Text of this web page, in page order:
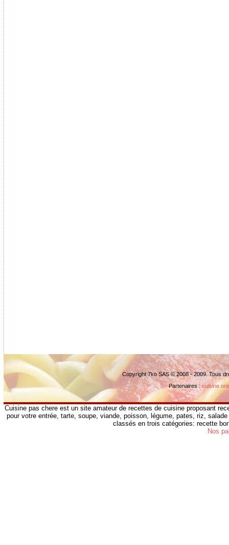
Copyright 7ko SAS © 2008 - 2009. Tous
Partenaires :cuisine
Cuisine pas chere est un site amateur de recettes de cuisine proposant
pour votre entrée, tarte, soupe, viande, poisson, légume, pates, riz,
classés en trois catégories: recette
Nos